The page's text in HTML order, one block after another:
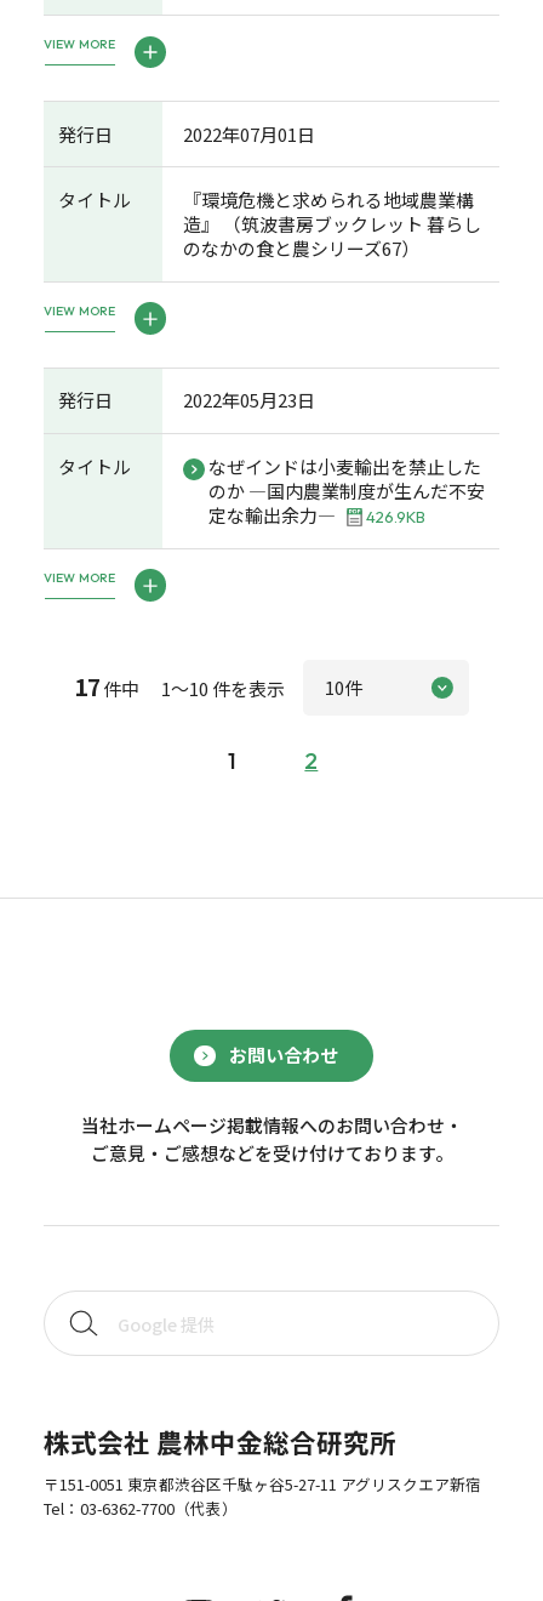
VIEW MORE
発行日 2022年07月01日
タイトル
『環境危機と求められる地域農業構
造』 （筑波書房ブックレット 暮らし
のなかの食と農シリーズ67）
VIEW MORE
発行日 2022年05月23日
タイトル
なぜインドは小麦輸出を禁止した
のか ―国内農業制度が生んだ不安
定な輸出余力―
426.9KB
VIEW MORE
17件中 1～10 件を表示
1 2
お問い合わせ
当社ホームページ掲載情報へのお問い合わせ・
ご意見・ご感想などを受け付けております。
株式会社 農林中金総合研究所
〒151-0051 東京都渋谷区千駄ヶ谷5-27-11 アグリスクエア新宿
Tel： 03-6362-7700（代表）